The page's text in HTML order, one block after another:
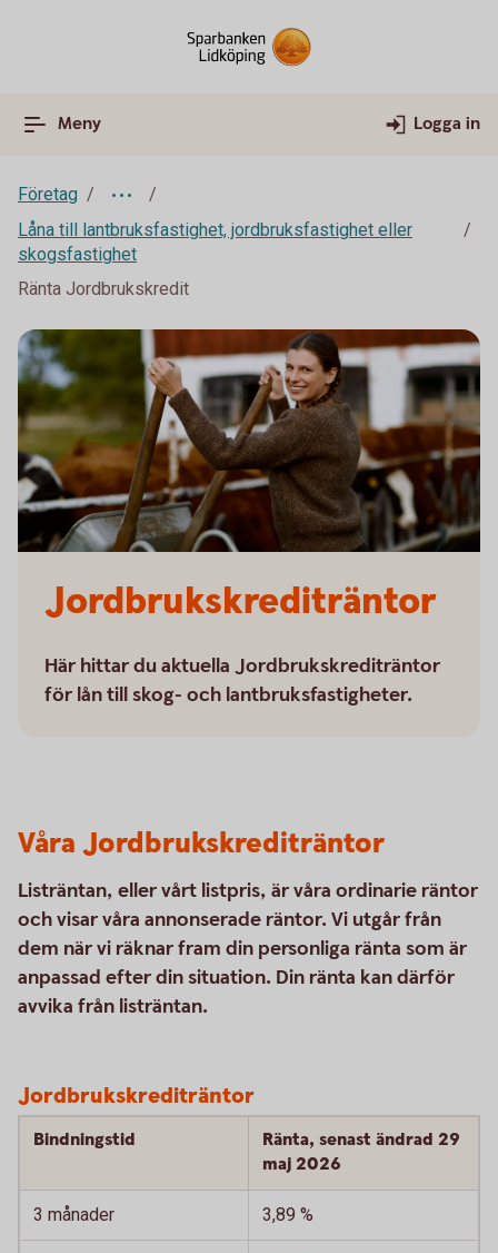
Meny Logga in
Företag
Låna till lantbruksfastighet, jordbruksfastighet eller
skogsfastighet
Ränta Jordbrukskredit
Jordbrukskrediträntor
Här hittar du aktuella Jordbrukskrediträntor
för lån till skog- och lantbruksfastigheter.
Våra Jordbrukskrediträntor
Listräntan, eller vårt listpris, är våra ordinarie räntor
och visar våra annonserade räntor. Vi utgår från
dem när vi räknar fram din personliga ränta som är
anpassad efter din situation. Din ränta kan därför
avvika från listräntan.
Jordbrukskrediträntor
Bindningstid
Ränta, senast ändrad 29
maj 2026
3 månader 3,89 %